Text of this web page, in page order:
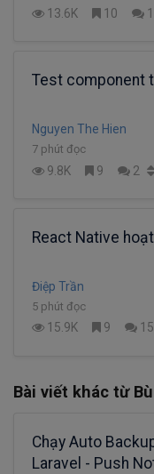
13.6K 10 1
Test component
Nguyen The Hien
7 phút đọc
9.8K 9 2
React Native
Điệp Trần
5 phút đọc
15.9K 9 15
Bài viết khác từ
Chạy Auto
Laravel - Push